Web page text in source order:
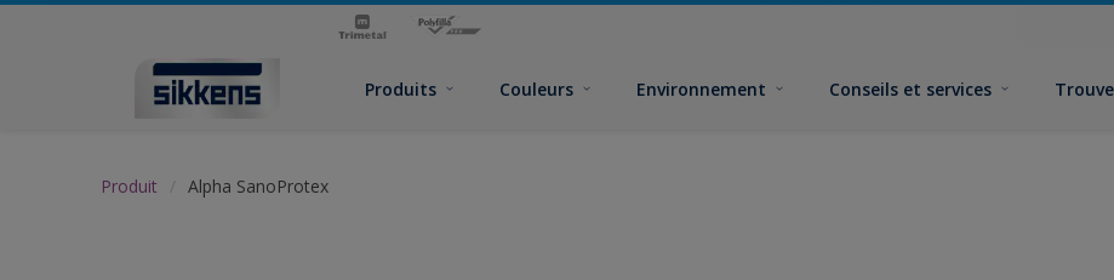
Produits Couleurs Environnement Conseils et services
Produit Alpha SanoProtex